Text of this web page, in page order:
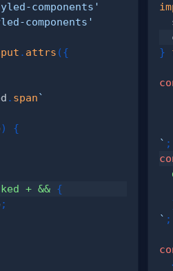
components'
components'
. attrs ({
. span`
)
{
+ && {
;
}
` ;
` ;